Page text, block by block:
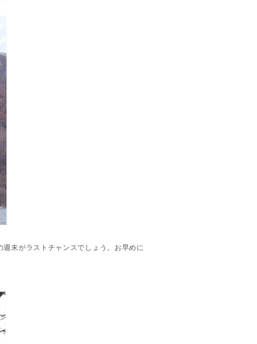
末がラストチャンスでしょう。お早めに